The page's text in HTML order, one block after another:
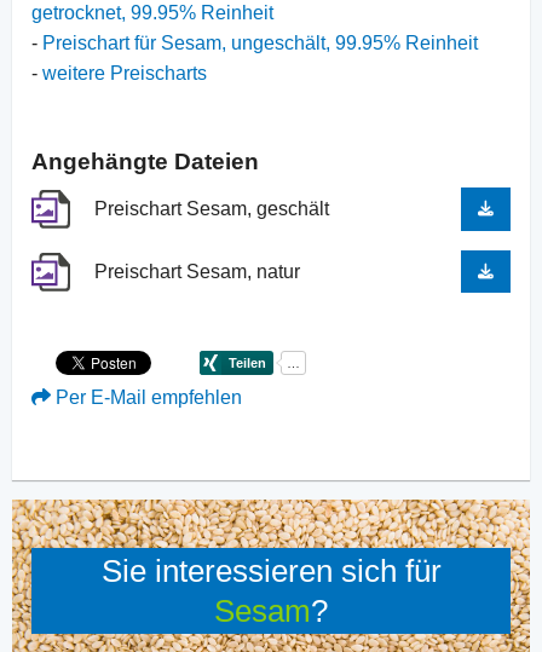
getrocknet, 99.95% Reinheit
- Preischart für Sesam, ungeschält, 99.95% Reinheit
- weitere Preischarts
Angehängte Dateien
Preischart Sesam, geschält
Preischart Sesam, natur
Per E-Mail empfehlen
Sie interessieren sich für
Sesam?